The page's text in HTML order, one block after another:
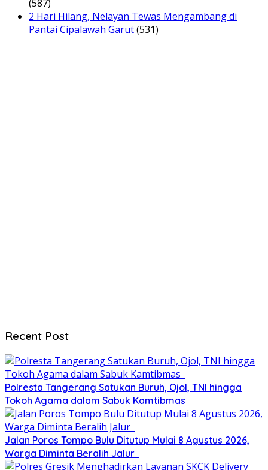
(587)
2 Hari Hilang, Nelayan Tewas Mengambang di
Pantai Cipalawah Garut(531)
Recent Post
Polresta Tangerang Satukan Buruh, Ojol, TNI hingga
Tokoh Agama dalam Sabuk Kamtibmas
Jalan Poros Tompo Bulu Ditutup Mulai 8 Agustus 2026,
Warga Diminta Beralih Jalur